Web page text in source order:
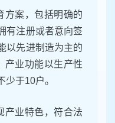
方案，包括明确的
有注册或者意向签
以先进制造为主的
产业功能以生产性
于10户。
产业特色，符合法